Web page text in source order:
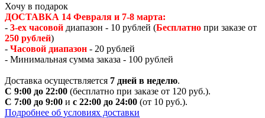
Хочу в подарок
ДОСТАВКА 14 Февраля и 7-8 марта:
- 3-ех часовой диапазон - 10 рублей (Бесплатно при заказе от
250 рублей)
- Часовой диапазон - 20 рублей
- Минимальная сумма заказа - 100 рублей
Доставка осуществляется 7 дней в неделю.
С 9:00 до 22:00 (бесплатно при заказе от 120 руб.).
С 7:00 до 9:00 и с 22:00 до 24:00 (от 10 руб.).
Подробнее об условиях доставки